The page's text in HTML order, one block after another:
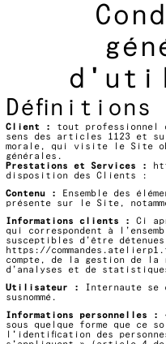
Définitions
Client :
tout professionnel
sens des articles 1123 et
morale, qui visite le Site
générales.
Prestations et Services :
disposition des Clients :
Contenu :
Ensemble des
présente sur le Site,
Informations clients :
Ci
qui correspondent à
susceptibles d’être
https://
compte, de la gestion de
d’analyses et de
Utilisateur :
Internaute
susnommé.
Informations personnelles :
sous quelque forme que ce
l'identification des